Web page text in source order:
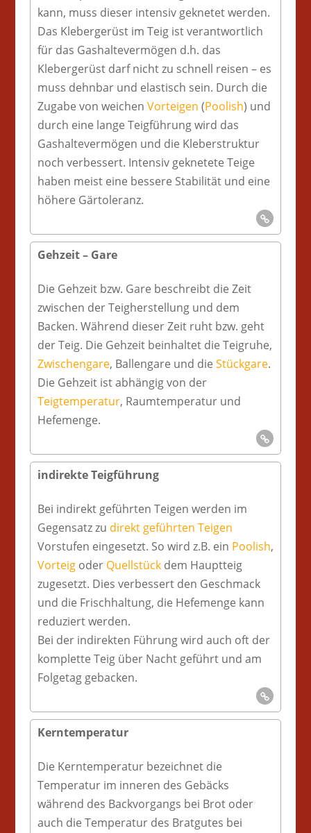
kann, muss dieser intensiv geknetet werden.
Das Klebergerüst im Teig ist verantwortlich
für das Gashaltevermögen d.h. das
Klebergerüst darf nicht zu schnell reisen – es
muss dehnbar und elastisch sein. Durch die
Zugabe von weichen Vorteigen (Poolish) und
durch eine lange Teigführung wird das
Gashaltevermögen und die Kleberstruktur
noch verbessert. Intensiv geknetete Teige
haben meist eine bessere Stabilität und eine
höhere Gärtoleranz.
Gehzeit – Gare
Die Gehzeit bzw. Gare beschreibt die Zeit
zwischen der Teigherstellung und dem
Backen. Während dieser Zeit ruht bzw. geht
der Teig. Die Gehzeit beinhaltet die Teigruhe,
Zwischengare, Ballengare und die Stückgare.
Die Gehzeit ist abhängig von der
Teigtemperatur, Raumtemperatur und
Hefemenge.
indirekte Teigführung
Bei indirekt geführten Teigen werden im
Gegensatz zu direkt geführten Teigen
Vorstufen eingesetzt. So wird z.B. ein Poolish,
Vorteigoder Quellstückdem Hauptteig
zugesetzt. Dies verbessert den Geschmack
und die Frischhaltung, die Hefemenge kann
reduziert werden.
Bei der indirekten Führung wird auch oft der
komplette Teig über Nacht geführt und am
Folgetag gebacken.
Kerntemperatur
Die Kerntemperatur bezeichnet die
Temperatur im inneren des Gebäcks
während des Backvorgangs bei Brot oder
auch die Temperatur des Bratgutes bei